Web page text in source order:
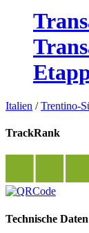
Italien /Trentino-
TrackRank
Technische Daten